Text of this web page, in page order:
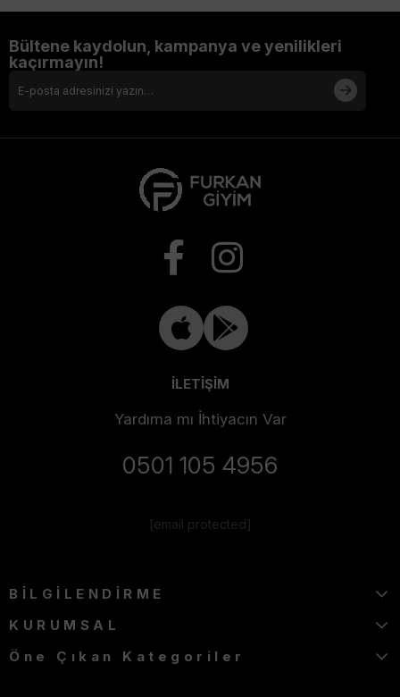
Bültene kaydolun, kampanya ve yenilikleri
kaçırmayın!
İLETİŞİM
Yardıma mı İhtiyacın Var
0501 105 4956
[email protected]
BİLGİLENDİRME
KURUMSAL
Öne Çıkan Kategoriler